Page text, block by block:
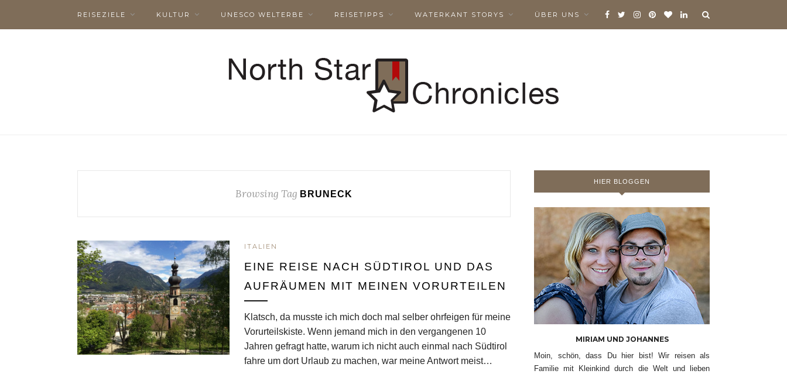
REISEZIELE KULTUR UNESCO WELTERBE REISETIPPS WATERKANT STORYS ÜBER UNS
Browsing Tag BRUNECK
ITALIEN
EINE REISE NACH SÜDTIROL UND DAS
AUFRÄUMEN MIT MEINEN VORURTEILEN
Klatsch, da musste ich mich doch mal selber ohrfeigen für meine
Vorurteilskiste. Wenn jemand mich in den vergangenen 10
Jahren gefragt hatte, warum ich nicht auch einmal nach Südtirol
fahre um dort Urlaub zu machen, war meine Antwort meist…
HIER BLOGGEN
MIRIAM UND JOHANNES
Moin, schön, dass Du hier bist! Wir reisen als
Familie mit Kleinkind durch die Welt und lieben